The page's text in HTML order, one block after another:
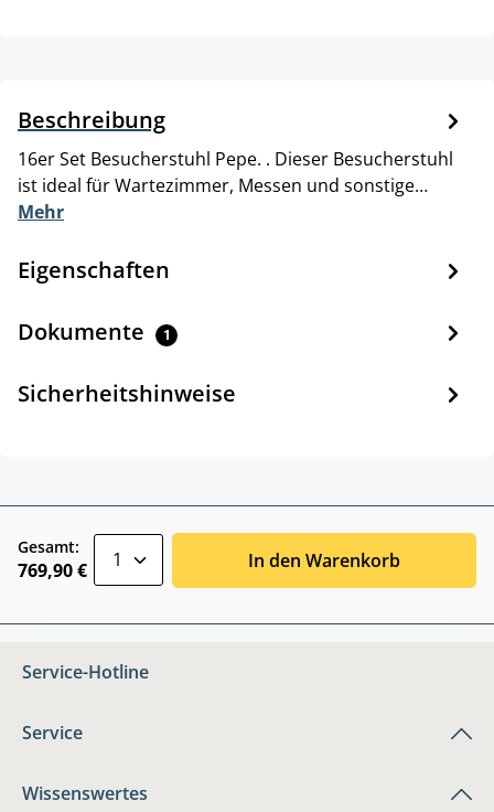
Beschreibung
16er Set Besucherstuhl Pepe. . Dieser Besucherstuhl
ist ideal für Wartezimmer, Messen und sonstige…
Mehr
Eigenschaften
Dokumente 1
Sicherheitshinweise
Gesamt:
769,90 € In den Warenkorb
Service-Hotline
Service
Wissenswertes